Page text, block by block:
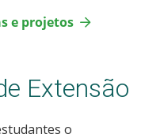
e projetos
Extensão
o